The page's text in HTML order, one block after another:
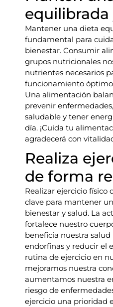
equilibrada
Mantener una dieta
fundamental para
bienestar. Consumir
grupos nutricionales
nutrientes necesarios
funcionamiento
Una alimentación
prevenir
saludable y tener
día. ¡Cuida tu
agradecerá con
Realiza
de forma
Realizar ejercicio físico
clave para mantener
bienestar y salud. La
fortalece nuestro
beneficia nuestra
endorfinas y reducir el
rutina de ejercicio en
mejoramos nuestra
aumentamos nuestra
riesgo de
ejercicio una prioridad